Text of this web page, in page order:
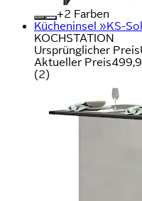
+
Farben
Kücheninsel »KS-
KOCHSTATION
Ursprünglicher Preis
Aktueller Preis
(2)